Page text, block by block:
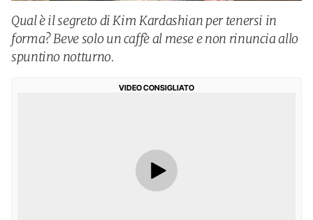
Qual è il segreto di Kim Kardashian per tenersi in
forma? Beve solo un caffè al mese e non rinuncia allo
spuntino notturno.
VIDEO CONSIGLIATO